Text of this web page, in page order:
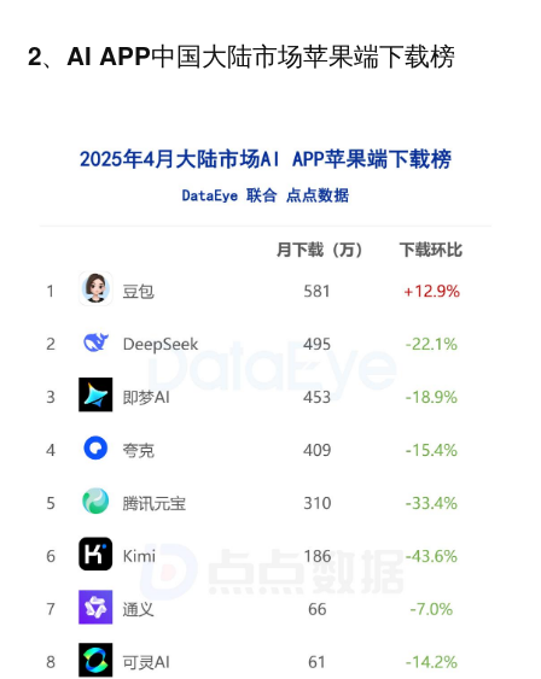
2、AI APP中国大陆市场苹果端下载榜